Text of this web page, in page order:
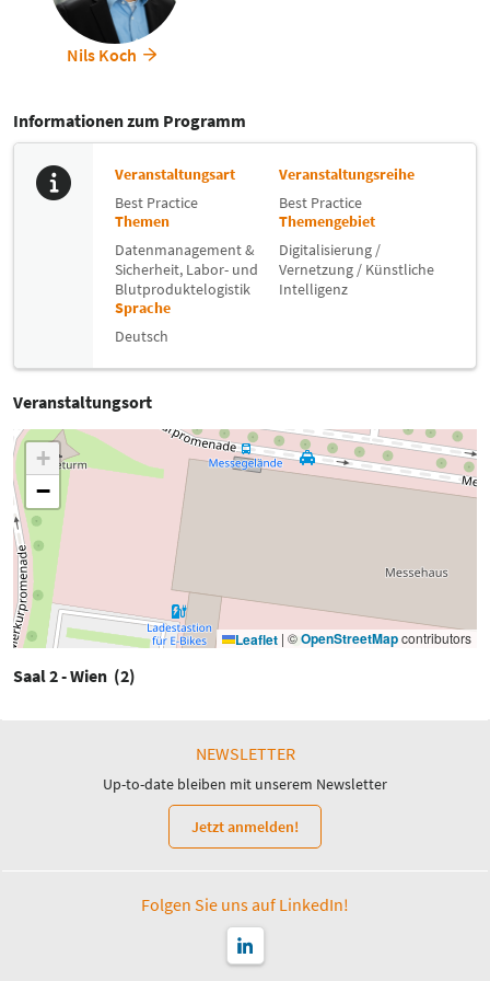
validieren.
Weiterhin wird die Diskussion mit den Kostenverursachern durch die
damit erhaltene Transparenz sachlich und auf einer gemeinsamen
Laborversorgung im Krankenhaus.
Nils Koch
Informationen zum Programm
Veranstaltungsart
Best Practice
Veranstaltungsreihe
Best Practice
Themen
Datenmanagement &
Sicherheit, Labor- und
Blutproduktelogistik
Themengebiet
Digitalisierung /
Vernetzung / Künstliche
Intelligenz
Sprache
Deutsch
Veranstaltungsort
+
−
Leaflet | ©OpenStreetMapcontributors
Saal 2 - Wien (2)
NEWSLETTER
Up-to-date bleiben mit unserem Newsletter
Jetzt anmelden!
Folgen Sie uns auf LinkedIn!